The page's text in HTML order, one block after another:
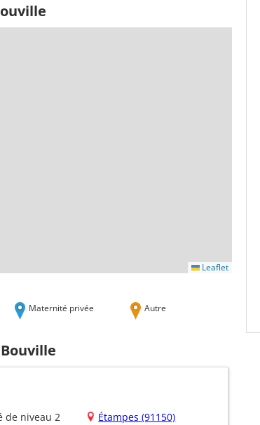
Leaflet
Maternité privée Autre
niveau 2 Étampes (91150)